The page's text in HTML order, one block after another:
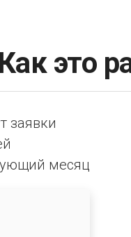
Как это
заявки
месяц